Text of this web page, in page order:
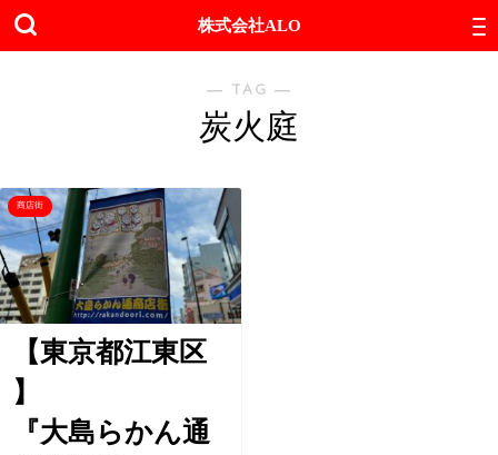
株式会社ALO
― TAG ―
炭火庭
商店街
【東京都江東区
】
『大島らかん通